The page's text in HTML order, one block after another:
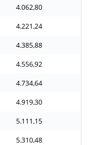
4.062,80
4.221,24
4.385,88
4.556,92
4.734,64
4.919,30
5.111,15
5.310,48